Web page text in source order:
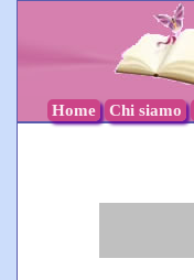
Home Chi siamo